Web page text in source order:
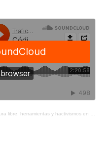
y hactivismos en la era de la Inteligencia Artificial